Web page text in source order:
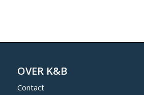
OVER K&B
Contact